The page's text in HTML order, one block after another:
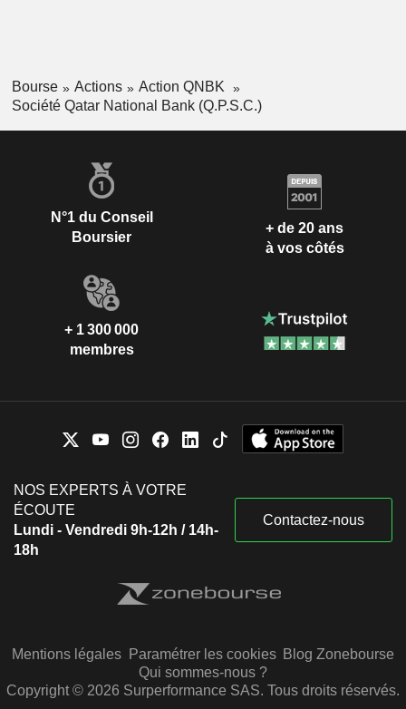
Bourse Actions
Action QNBK
Société Qatar National Bank (Q.P.S.C.)
N°1 du Conseil
Boursier
+ de 20 ans
à vos côtés
+ 1 300 000
membres
NOS EXPERTS À VOTRE
ÉCOUTE
Lundi - Vendredi 9h-12h / 14h-
18h
Contactez-nous
Mentions légales Paramétrer les cookies Blog Zonebourse
Qui sommes-nous ?
Copyright © 2026 Surperformance SAS. Tous droits réservés.